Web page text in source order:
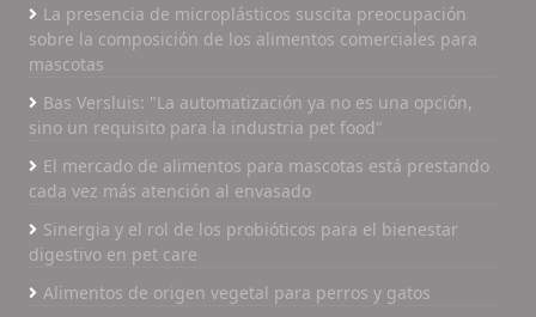
La presencia de microplásticos suscita preocupación
sobre la composición de los alimentos comerciales para
mascotas
Bas Versluis: "La automatización ya no es una opción,
sino un requisito para la industria pet food"
El mercado de alimentos para mascotas está prestando
cada vez más atención al envasado
Sinergia y el rol de los probióticos para el bienestar
digestivo en pet care
Alimentos de origen vegetal para perros y gatos